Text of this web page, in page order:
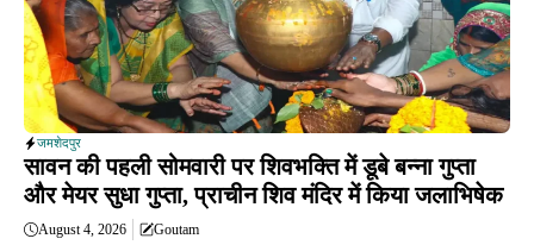
जमशेदपुर
सावन की पहली सोमवारी पर शिवभक्ति में डूबे बन्ना गुप्ता
और मेयर सुधा गुप्ता, प्राचीन शिव मंदिर में किया जलाभिषेक
August 4, 2026 Goutam